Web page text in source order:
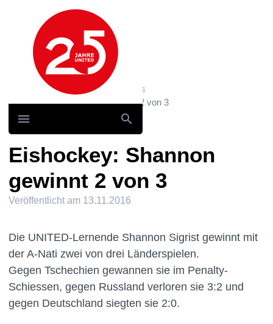
Hauptnavigation
News und Storys / News
Eishockey: Shannon gewinnt 2 von 3
Eishockey: Shannon
gewinnt 2 von 3
Veröffentlicht am 13.11.2016
Die UNITED-Lernende Shannon Sigrist gewinnt mit
der A-Nati zwei von drei Länderspielen.
Gegen Tschechien gewannen sie im Penalty-
Schiessen, gegen Russland verloren sie 3:2 und
gegen Deutschland siegten sie 2:0.